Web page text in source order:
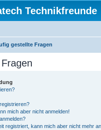
Technikfreunde
gestellte Fragen
mich aber nicht anmelden!
registriert, kann mich aber nicht mehr